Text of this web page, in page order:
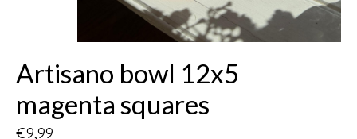
Artisano bowl 12x5
magenta squares
€9,99